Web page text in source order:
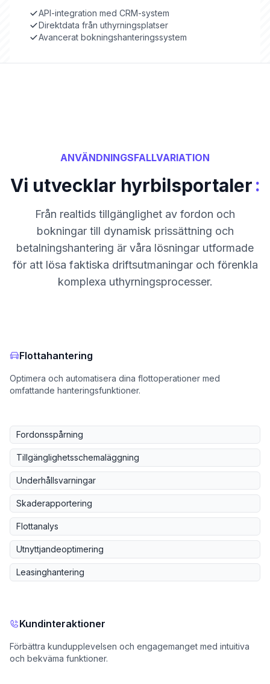
API-integration med CRM-system
Direktdata från uthyrningsplatser
Avancerat bokningshanteringssystem
ANVÄNDNINGSFALLVARIATION
Vi utvecklar hyrbilsportaler:
Från realtids tillgänglighet av fordon och
bokningar till dynamisk prissättning och
betalningshantering är våra lösningar utformade
för att lösa faktiska driftsutmaningar och förenkla
komplexa uthyrningsprocesser.
Flottahantering
Optimera och automatisera dina flottoperationer med
omfattande hanteringsfunktioner.
Fordonsspårning
Tillgänglighetsschemaläggning
Underhållsvarningar
Skaderapportering
Flottanalys
Utnyttjandeoptimering
Leasinghantering
Kundinteraktioner
Förbättra kundupplevelsen och engagemanget med intuitiva
och bekväma funktioner.